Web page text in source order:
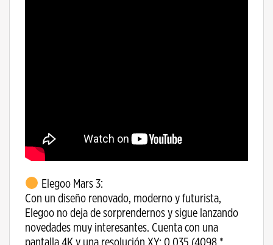
Elegoo Mars 3:
Con un diseño renovado, moderno y futurista,
Elegoo no deja de sorprendernos y sigue lanzando
novedades muy interesantes. Cuenta con una